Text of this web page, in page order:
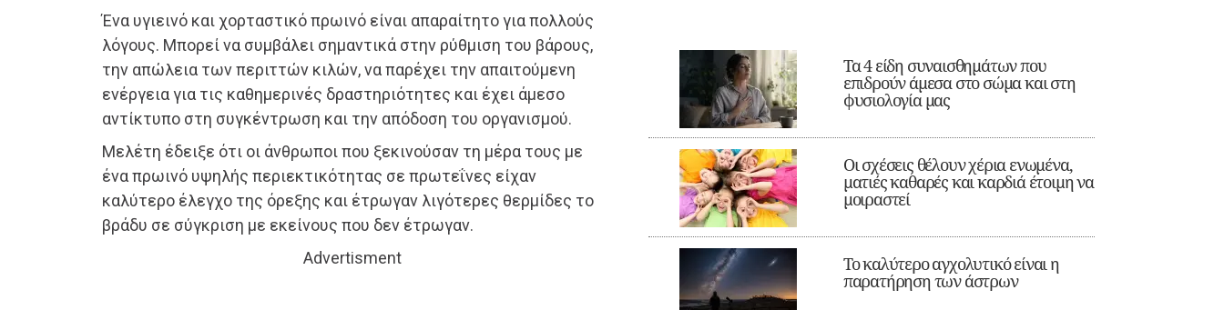
Ένα υγιεινό και χορταστικό πρωινό είναι απαραίτητο για πολλούς
λόγους. Μπορεί να συμβάλει σημαντικά στην ρύθμιση του βάρους,
την απώλεια των περιττών κιλών, να παρέχει την απαιτούμενη
ενέργεια για τις καθημερινές δραστηριότητες και έχει άμεσο
αντίκτυπο στη συγκέντρωση και την απόδοση του οργανισμού.
Μελέτη έδειξε ότι οι άνθρωποι που ξεκινούσαν τη μέρα τους με
ένα πρωινό υψηλής περιεκτικότητας σε πρωτεΐνες είχαν
καλύτερο έλεγχο της όρεξης και έτρωγαν λιγότερες θερμίδες το
βράδυ σε σύγκριση με εκείνους που δεν έτρωγαν.
Advertisment
Τα 4 είδη συναισθημάτων που
επιδρούν άμεσα στο σώμα και στη
φυσιολογία μας
Οι σχέσεις θέλουν χέρια ενωμένα,
ματιές καθαρές και καρδιά έτοιμη να
μοιραστεί
Το καλύτερο αγχολυτικό είναι η
παρατήρηση των άστρων